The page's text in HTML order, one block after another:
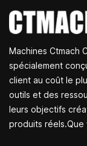
Machines Ctmach
spécialement
client au coût le
outils et des
leurs objectifs
produits réels.Que